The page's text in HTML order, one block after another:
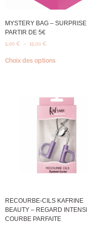
MYSTERY BAG –
PARTIR DE 5€
5,00 € – 15,00 €
Choix des options
RECOURBE-CILS KAFRINE
BEAUTY – REGARD
COURBE PARFAITE